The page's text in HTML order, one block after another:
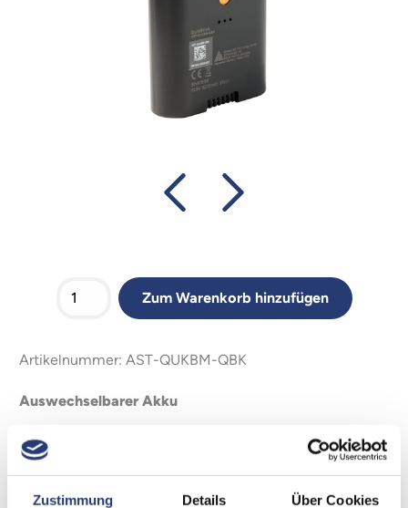
Zustimmung Details Über Cookies
Zum Warenkorb hinzufügen
Artikelnummer: AST-QUKBM-QBK
Auswechselbarer Akku
QuikBeam vollständig wasserdicht ist und für
unterbrechungsfreie Arbeitsabläufe sowie schnelle
Mietabwicklung konzipiert wurde.